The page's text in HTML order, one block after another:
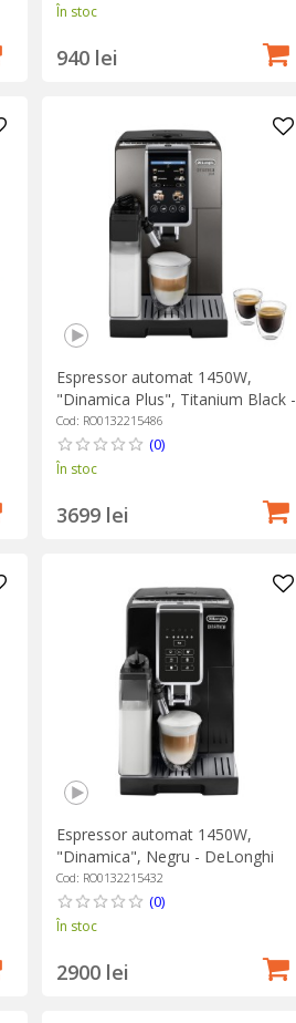
În stoc
940 lei
Espressor automat 1450W,
"Dinamica Plus", Titanium Black -
DeLonghi
Cod: RO0132215486
(0)
În stoc
3699 lei
Espressor automat 1450W,
"Dinamica", Negru - DeLonghi
Cod: RO0132215432
(0)
În stoc
2900 lei